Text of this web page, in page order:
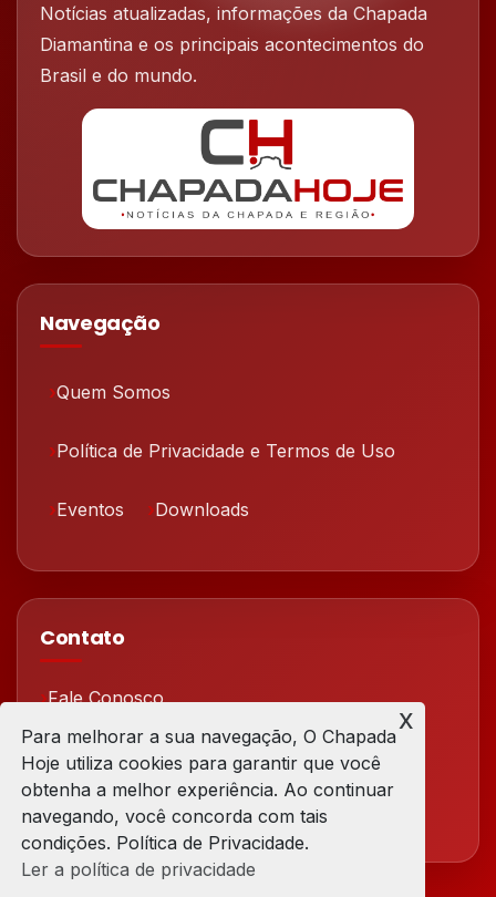
Notícias atualizadas, informações da Chapada
Diamantina e os principais acontecimentos do
Brasil e do mundo.
Navegação
Quem Somos
Política de Privacidade e Termos de Uso
Eventos Downloads
Contato
Fale Conosco
Redes Sociais
Para melhorar a sua navegação, O Chapada
Hoje utiliza cookies para garantir que você
obtenha a melhor experiência. Ao continuar
navegando, você concorda com tais
condições. Política de Privacidade.
Ler a política de privacidade
x